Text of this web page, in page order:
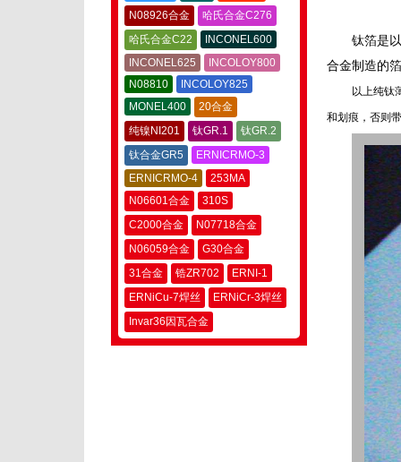
N08926合金
哈氏合金C276
哈氏合金C22
INCONEL600
INCONEL625
INCOLOY800
N08810
INCOLOY825
MONEL400
20合金
纯镍NI201
钛GR.1
钛GR.2
钛合金GR5
ERNICRMO-3
ERNICRMO-4
253MA
N06601合金
310S
C2000合金
N07718合金
N06059合金
G30合金
31合金
锆ZR702
ERNI-1
ERNiCu-7焊丝
ERNiCr-3焊丝
Invar36因瓦合金
钛箔是
合金制造的
以上纯钛
和划痕，否则